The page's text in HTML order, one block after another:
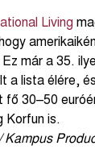
Living
már a 35.
a lista élére,
fő 30–50
Korfun is.
Kampus